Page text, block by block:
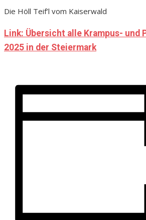
Die Höll Teif’l vom Kaiserwald
Link: Übersicht alle Krampus- und
2025 in der Steiermark